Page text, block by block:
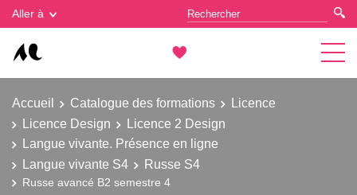
Aller à
Accueil Catalogue des formations
Licence
Licence Design
Licence 2 Design
Langue vivante. Présence en ligne
Langue vivante S4
Russe S4
Russe avancé B2 semestre 4
Gestion des cookies